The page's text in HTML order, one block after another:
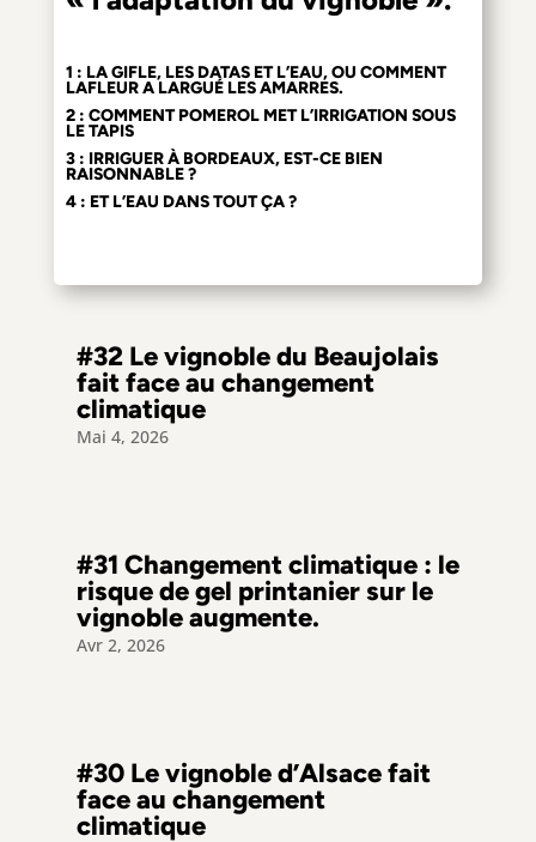
1 : LA GIFLE, LES DATAS ET L’EAU, OU COMMENT
LAFLEUR A LARGUÉ LES AMARRES.
2 : COMMENT POMEROL MET L’IRRIGATION SOUS
LE TAPIS
3 : IRRIGUER À BORDEAUX, EST-CE BIEN
RAISONNABLE ?
4 : ET L’EAU DANS TOUT ÇA ?
#32 Le vignoble du Beaujolais
fait face au changement
climatique
Mai 4, 2026
#31 Changement climatique : le
risque de gel printanier sur le
vignoble augmente.
Avr 2, 2026
#30 Le vignoble d’Alsace fait
face au changement
climatique